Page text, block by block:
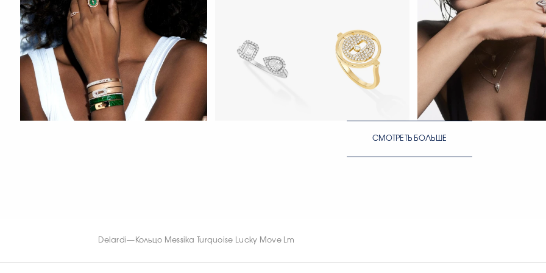
СМОТРЕТЬ СЕЙЧАС
Move Link
СМОТРЕТЬ СЕЙЧАС
СМОТРЕТЬ БОЛЬШЕ
Delardi— Кольцо Messika Turquoise Lucky Move Lm